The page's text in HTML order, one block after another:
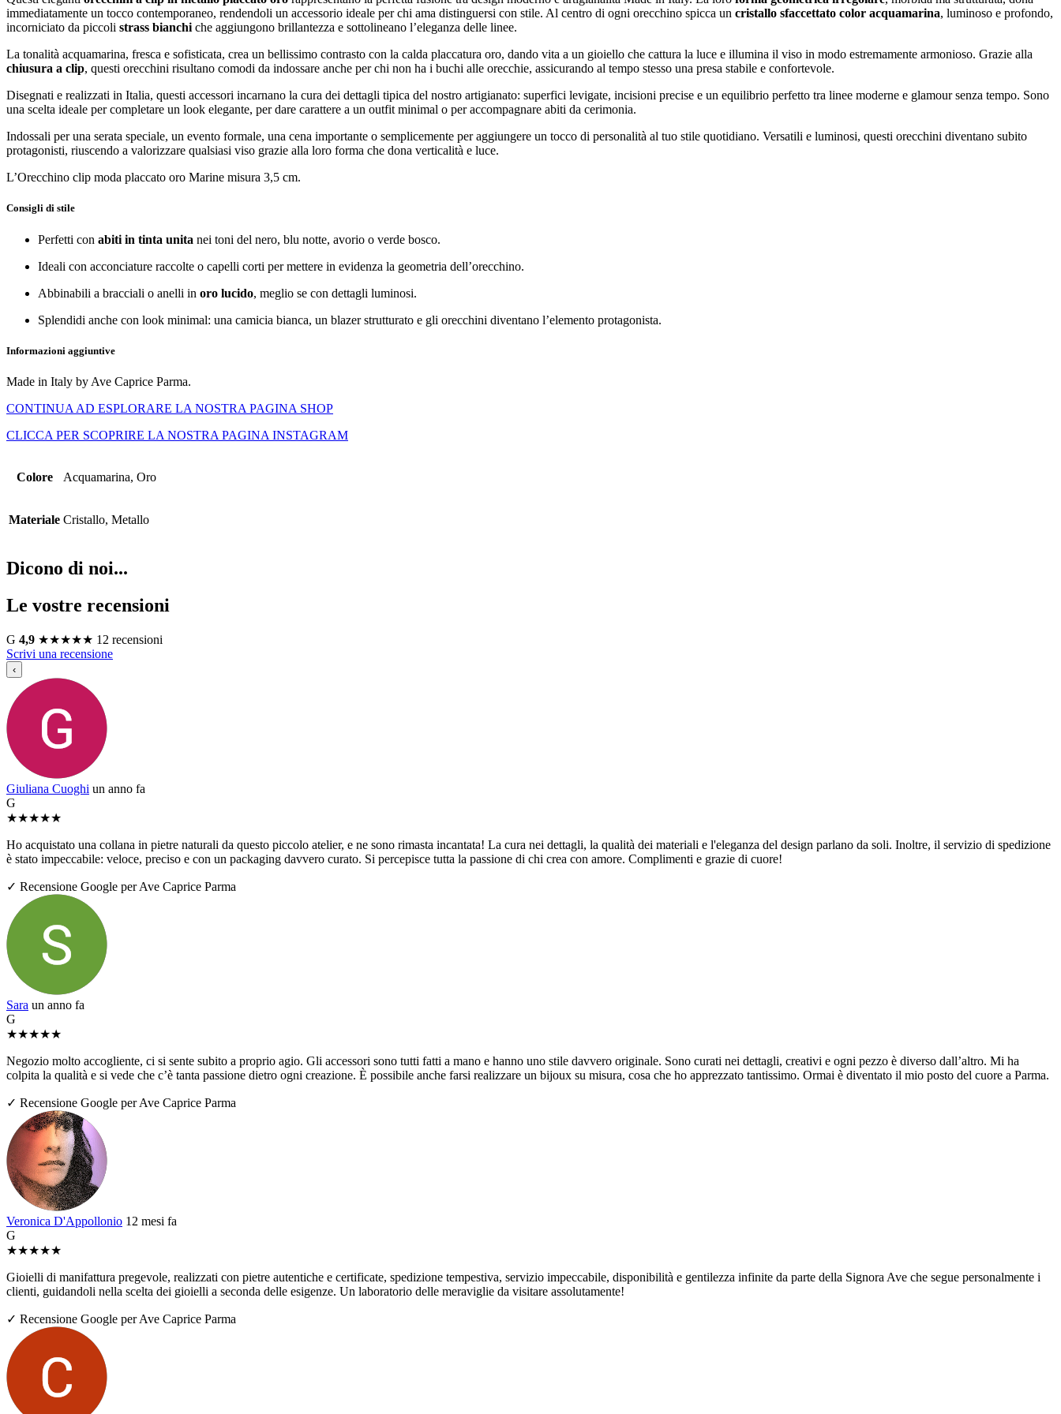
immediatamente un tocco contemporaneo, rendendoli un accessorio ideale per chi ama distinguersi con stile. Al centro di ogni orecchino spicca un cristallo sfaccettato color acquamarina, luminoso e profondo,
incorniciato da piccoli strass bianchi che aggiungono brillantezza e sottolineano l’eleganza delle linee.
La tonalità acquamarina, fresca e sofisticata, crea un bellissimo contrasto con la calda placcatura oro, dando vita a un gioiello che cattura la luce e illumina il viso in modo estremamente armonioso. Grazie alla
chiusura a clip, questi orecchini risultano comodi da indossare anche per chi non ha i buchi alle orecchie, assicurando al tempo stesso una presa stabile e confortevole.
Disegnati e realizzati in Italia, questi accessori incarnano la cura dei dettagli tipica del nostro artigianato: superfici levigate, incisioni precise e un equilibrio perfetto tra linee moderne e glamour senza tempo. Sono
una scelta ideale per completare un look elegante, per dare carattere a un outfit minimal o per accompagnare abiti da cerimonia.
Indossali per una serata speciale, un evento formale, una cena importante o semplicemente per aggiungere un tocco di personalità al tuo stile quotidiano. Versatili e luminosi, questi orecchini diventano subito
protagonisti, riuscendo a valorizzare qualsiasi viso grazie alla loro forma che dona verticalità e luce.
L’Orecchino clip moda placcato oro Marine misura 3,5 cm.
Consigli di stile
Perfetti con abiti in tinta unita nei toni del nero, blu notte, avorio o verde bosco.
Ideali con acconciature raccolte o capelli corti per mettere in evidenza la geometria dell’orecchino.
Abbinabili a bracciali o anelli in oro lucido, meglio se con dettagli luminosi.
Splendidi anche con look minimal: una camicia bianca, un blazer strutturato e gli orecchini diventano l’elemento protagonista.
Informazioni aggiuntive
Made in Italy by Ave Caprice Parma.
CONTINUA AD ESPLORARE LA NOSTRA PAGINA SHOP
CLICCA PER SCOPRIRE LA NOSTRA PAGINA INSTAGRAM
Colore Acquamarina, Oro
Materiale Cristallo, Metallo
Dicono di noi...
Le vostre recensioni
G 4,9 ★★★★★ 12 recensioni
Scrivi una recensione
‹
Giuliana Cuoghi un anno fa
G
★★★★★
Ho acquistato una collana in pietre naturali da questo piccolo atelier, e ne sono rimasta incantata! La cura nei dettagli, la qualità dei materiali e l'eleganza del design parlano da soli. Inoltre, il servizio di spedizione
è stato impeccabile: veloce, preciso e con un packaging davvero curato. Si percepisce tutta la passione di chi crea con amore. Complimenti e grazie di cuore!
✓ Recensione Google per Ave Caprice Parma
Sara un anno fa
G
★★★★★
Negozio molto accogliente, ci si sente subito a proprio agio. Gli accessori sono tutti fatti a mano e hanno uno stile davvero originale. Sono curati nei dettagli, creativi e ogni pezzo è diverso dall’altro. Mi ha
colpita la qualità e si vede che c’è tanta passione dietro ogni creazione. È possibile anche farsi realizzare un bijoux su misura, cosa che ho apprezzato tantissimo. Ormai è diventato il mio posto del cuore a Parma.
✓ Recensione Google per Ave Caprice Parma
Veronica D'Appollonio 12 mesi fa
G
★★★★★
Gioielli di manifattura pregevole, realizzati con pietre autentiche e certificate, spedizione tempestiva, servizio impeccabile, disponibilità e gentilezza infinite da parte della Signora Ave che segue personalmente i
clienti, guidandoli nella scelta dei gioielli a seconda delle esigenze. Un laboratorio delle meraviglie da visitare assolutamente!
✓ Recensione Google per Ave Caprice Parma